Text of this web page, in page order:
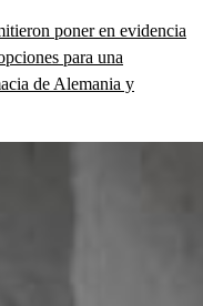
poner en evidencia
para una
de Alemania y